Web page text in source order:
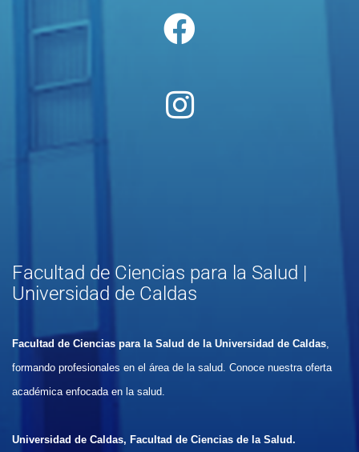
Facultad de Ciencias para la Salud |
Universidad de Caldas
Facultad de Ciencias para la Salud de la Universidad de Caldas
formando profesionales en el área de la salud. Conoce nuestra oferta
académica enfocada en la salud.
Universidad de Caldas, Facultad de Ciencias de la Salud.